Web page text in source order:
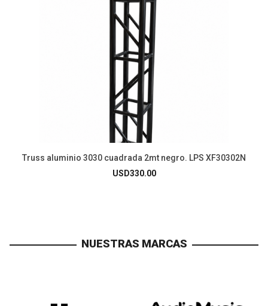
Truss aluminio 3030 cuadrada 2mt negro. LPS XF30302N
USD330.00
NUESTRAS MARCAS